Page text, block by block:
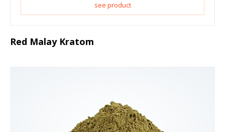
see product
Red Malay Kratom